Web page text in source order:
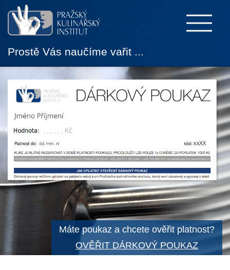
Prostě Vás naučíme vařit ...
Máte poukaz a chcete ověřit platnost?
OVĚŘIT DÁRKOVÝ POUKAZ